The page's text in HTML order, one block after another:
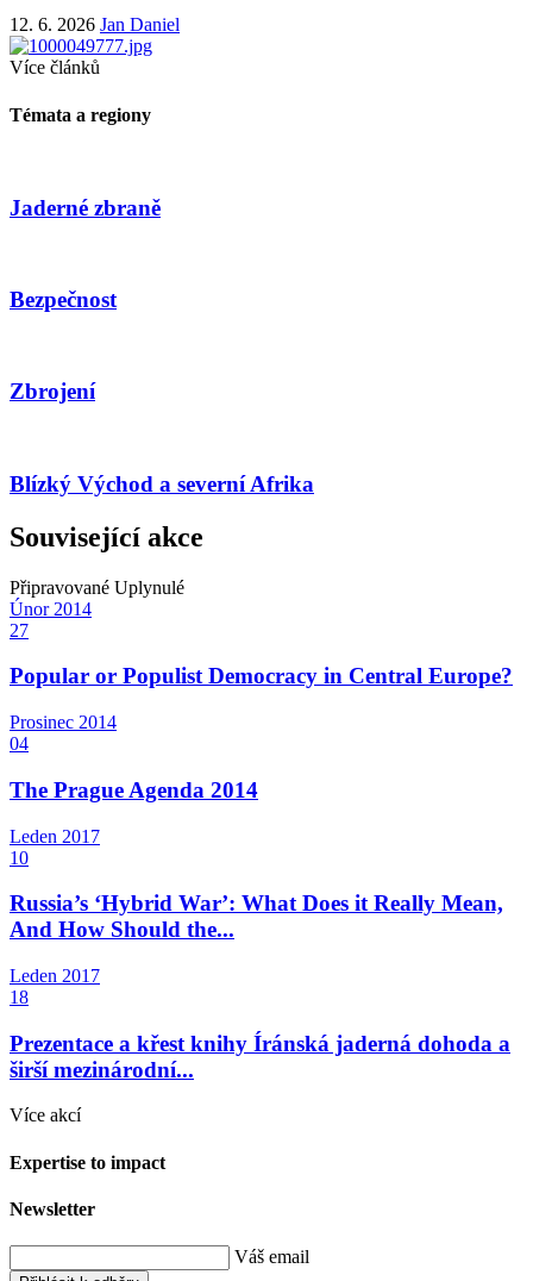
12. 6. 2026 Jan Daniel
Více článků
Témata a regiony
Jaderné zbraně
Bezpečnost
Zbrojení
Blízký Východ a severní Afrika
Související akce
Připravované Uplynulé
Únor 2014
27
Popular or Populist Democracy in Central Europe?
Prosinec 2014
04
The Prague Agenda 2014
Leden 2017
10
Russia’s ‘Hybrid War’: What Does it Really Mean,
And How Should the...
Leden 2017
18
Prezentace a křest knihy Íránská jaderná dohoda a
širší mezinárodní...
Více akcí
Expertise to impact
Newsletter
Váš email